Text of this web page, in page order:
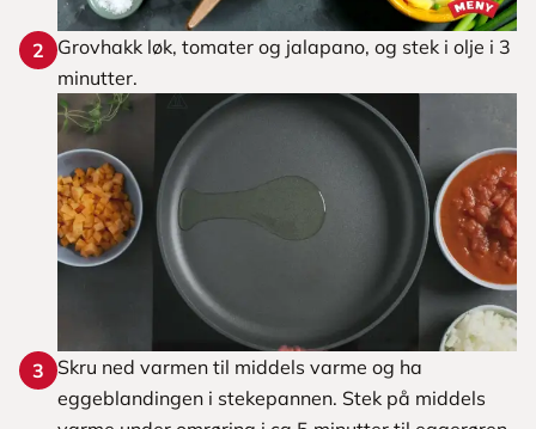
2
Grovhakk løk, tomater og jalapano, og stek i olje i 3
minutter.
3
Skru ned varmen til middels varme og ha
eggeblandingen i stekepannen. Stek på middels